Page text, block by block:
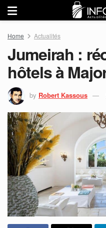
Home Actualités
Jumeirah :
hôtels à
by Robert Kassous